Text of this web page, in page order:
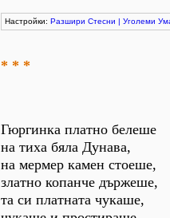
Настройки: Разшири Стесни | Уголеми
* * *
Гюргинка платно белеше
на тиха бяла Дунава,
на мермер камен стоеше,
златно копанче държеше,
та си платната чукаше,